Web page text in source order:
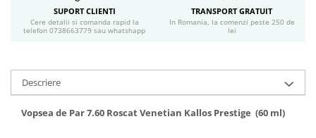
Scutece adulti
Seturi cadou
SUPORT CLIENTI
Cere detalii si comanda rapid la
telefon 0738663779 sau whatshapp
TRANSPORT GRATUIT
In Romania, la comenzi peste 250 de
lei
Descriere
Vopsea de Par 7.60 Roscat Venetian Kallos Prestige (60 ml)